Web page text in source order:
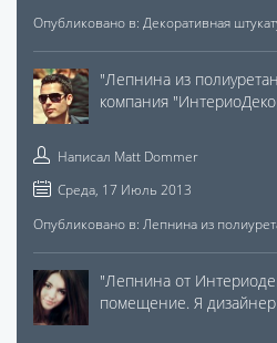
Опубликовано в: Декоративная
"Лепнина из
компания
Написал Matt Dommer
Среда, 17 Июль 2013
Опубликовано в: Лепнина из
"Лепнина от
помещение. Я